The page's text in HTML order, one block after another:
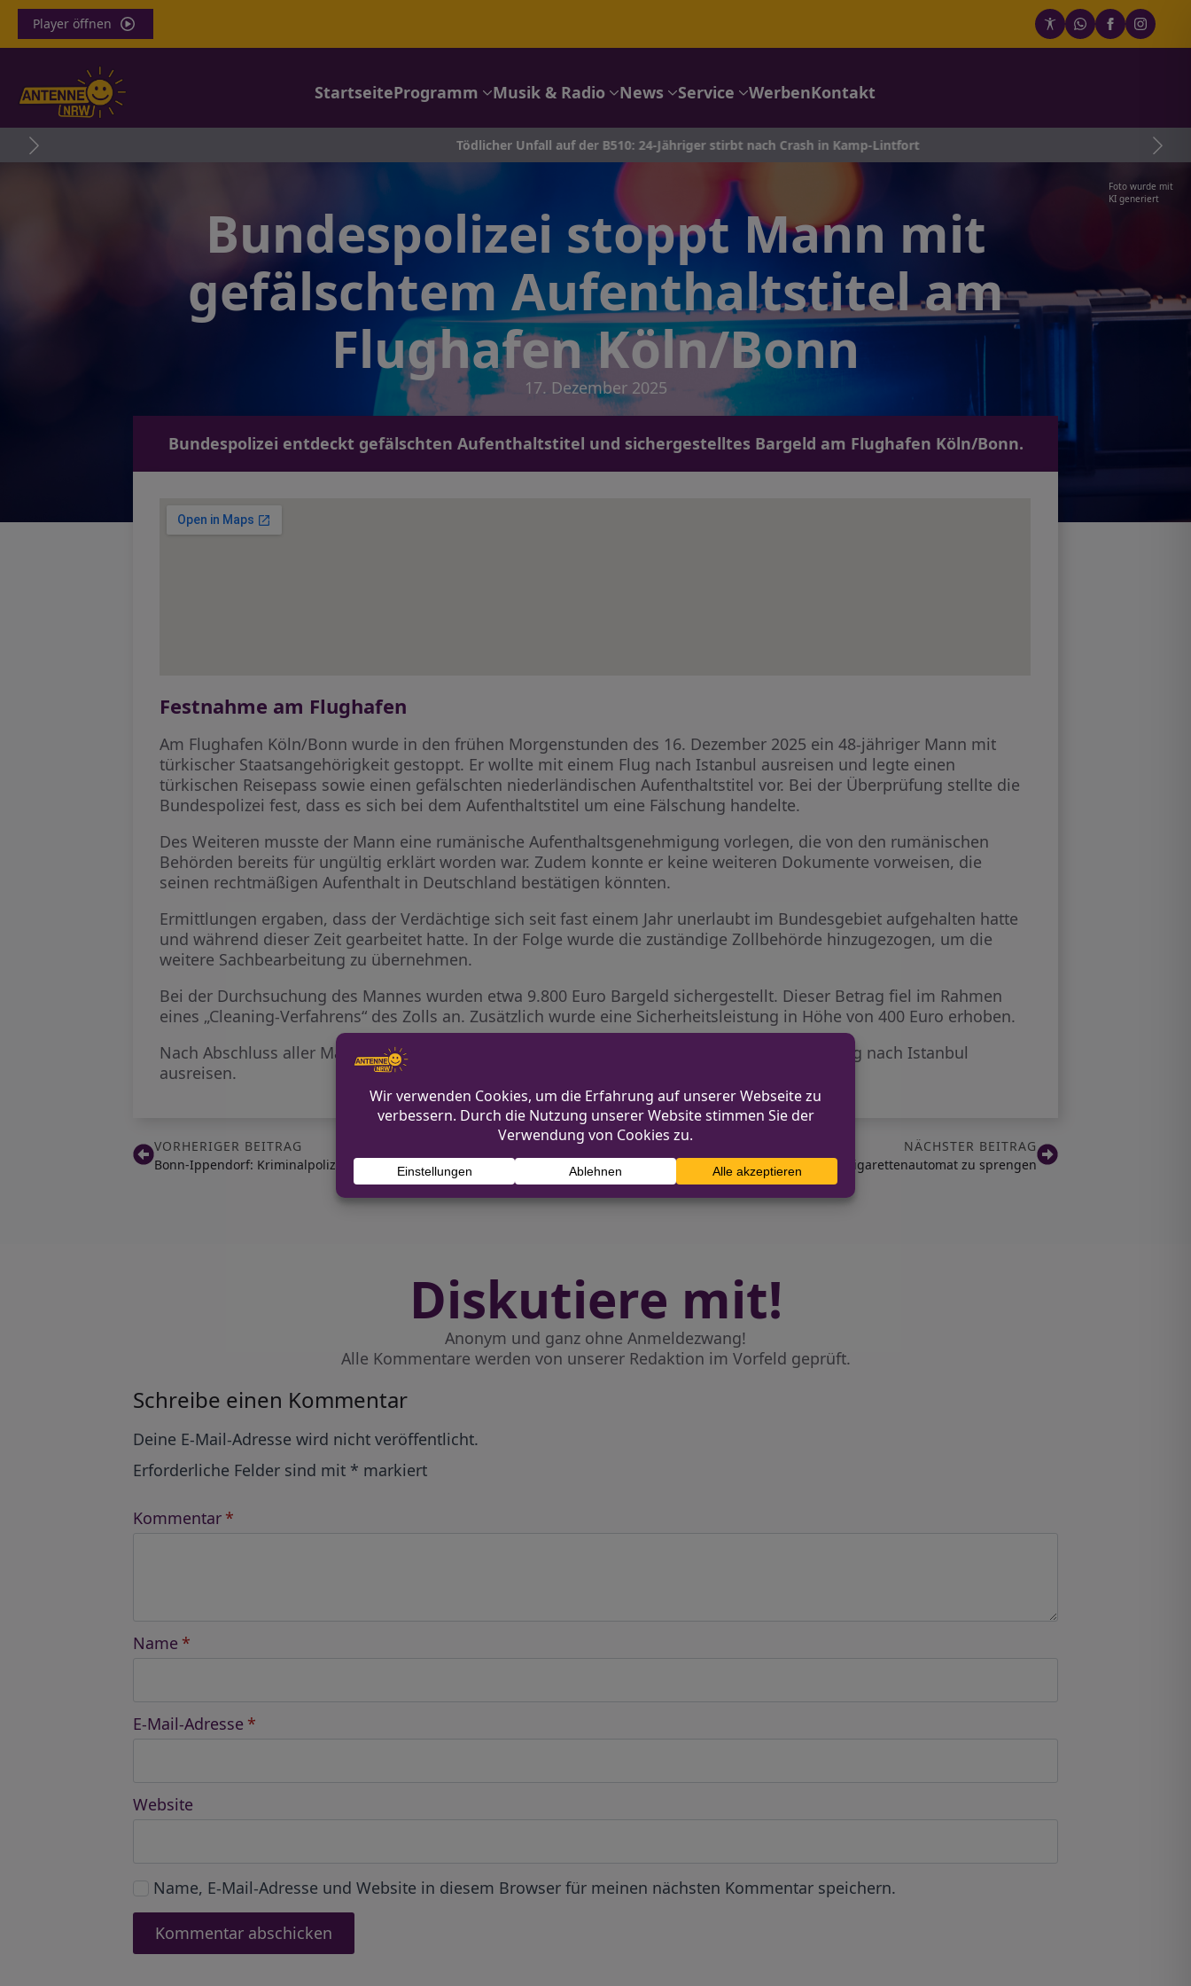
Player öffnen
StartseiteProgramm Musik & Radio News Service WerbenKontakt
Tödlicher Unfall auf der B510: 24-Jähriger stirbt nach Crash in Kamp-Lintfort
Foto wurde mit
KI generiert
Bundespolizei stoppt Mann mit
gefälschtem Aufenthaltstitel am
Flughafen Köln/Bonn
17. Dezember 2025
Bundespolizei entdeckt gefälschten Aufenthaltstitel und sichergestelltes Bargeld am Flughafen Köln/Bonn.
Festnahme am Flughafen
Am Flughafen Köln/Bonn wurde in den frühen Morgenstunden des 16. Dezember 2025 ein 48-jähriger Mann mit
türkischer Staatsangehörigkeit gestoppt. Er wollte mit einem Flug nach Istanbul ausreisen und legte einen
türkischen Reisepass sowie einen gefälschten niederländischen Aufenthaltstitel vor. Bei der Überprüfung stellte die
Bundespolizei fest, dass es sich bei dem Aufenthaltstitel um eine Fälschung handelte.
Des Weiteren musste der Mann eine rumänische Aufenthaltsgenehmigung vorlegen, die von den rumänischen
Behörden bereits für ungültig erklärt worden war. Zudem konnte er keine weiteren Dokumente vorweisen, die
seinen rechtmäßigen Aufenthalt in Deutschland bestätigen könnten.
Ermittlungen ergaben, dass der Verdächtige sich seit fast einem Jahr unerlaubt im Bundesgebiet aufgehalten hatte
und während dieser Zeit gearbeitet hatte. In der Folge wurde die zuständige Zollbehörde hinzugezogen, um die
weitere Sachbearbeitung zu übernehmen.
Bei der Durchsuchung des Mannes wurden etwa 9.800 Euro Bargeld sichergestellt. Dieser Betrag fiel im Rahmen
eines „Cleaning-Verfahrens“ des Zolls an. Zusätzlich wurde eine Sicherheitsleistung in Höhe von 400 Euro erhoben.
Nach Abschluss aller Maßnahmen konnte der Mann noch am selben Tag mit einem Linienflug nach Istanbul
ausreisen.
VORHERIGER BEITRAG
Bonn-Ippendorf: Kriminalpolizei ermittelt nach Wohnungseinbruch
NÄCHSTER BEITRAG
Tatverdächtige versuchen Zigarettenautomat zu sprengen
Diskutiere mit!
Anonym und ganz ohne Anmeldezwang!
Alle Kommentare werden von unserer Redaktion im Vorfeld geprüft.
Schreibe einen Kommentar
Deine E-Mail-Adresse wird nicht veröffentlicht.
Erforderliche Felder sind mit * markiert
Kommentar *
Name *
E-Mail-Adresse *
Website
Name, E-Mail-Adresse und Website in diesem Browser für meinen nächsten Kommentar speichern.